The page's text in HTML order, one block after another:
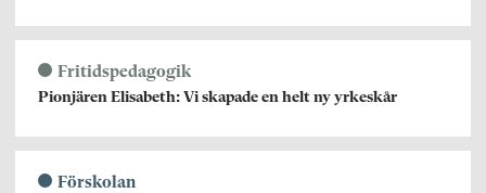
Fritidspedagogik
Pionjären Elisabeth: Vi skapade en helt ny yrkeskår
Förskolan